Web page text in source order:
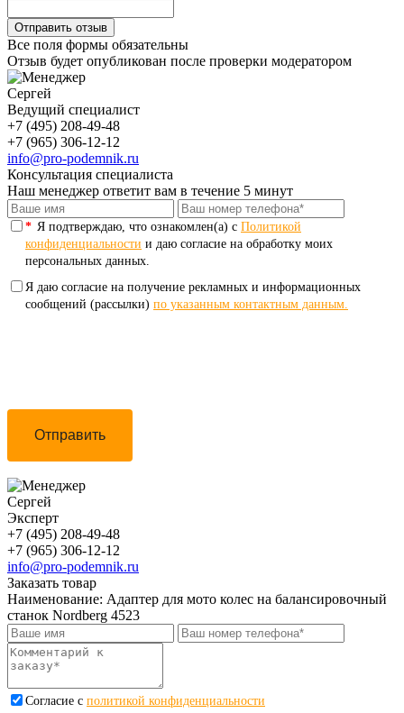
Все поля формы обязательны
Отзыв будет опубликован после проверки модератором
Сергей
Ведущий специалист
+7 (495) 208-49-48
+7 (965) 306-12-12
info@pro-podemnik.ru
Консультация специалиста
Наш менеджер ответит вам в течение 5 минут
* Я подтверждаю, что ознакомлен(а) с Политикой
конфиденциальности и даю согласие на обработку моих
персональных данных.
Я даю согласие на получение рекламных и информационных
сообщений (рассылки) по указанным контактным данным.
Отправить
Сергей
Эксперт
+7 (495) 208-49-48
+7 (965) 306-12-12
info@pro-podemnik.ru
Заказать товар
Наименование: Адаптер для мото колес на балансировочный
станок Nordberg 4523
Cогласие с политикой конфиденциальности